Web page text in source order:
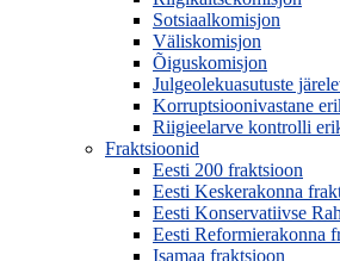
Sotsiaalkomisjon
Väliskomisjon
Õiguskomisjon
Julgeolekuasutuste
Korruptsioonivastane
Riigieelarve kontrolli
Fraktsioonid
Eesti 200 fraktsioon
Eesti Keskerakonna
Eesti Konservatiivse
Eesti Reformierakonna
Isamaa fraktsioon